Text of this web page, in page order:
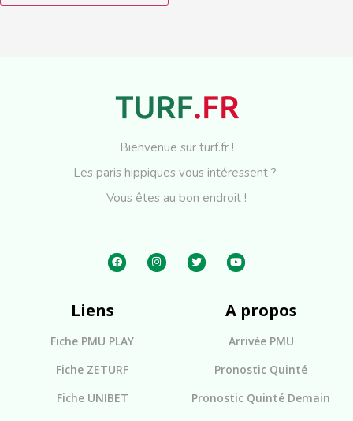
Bienvenue sur turf.fr !
Les paris hippiques vous intéressent ?
Vous êtes au bon endroit !
Liens
Fiche PMU PLAY
Fiche ZETURF
Fiche UNIBET
A propos
Arrivée PMU
Pronostic Quinté
Pronostic Quinté Demain